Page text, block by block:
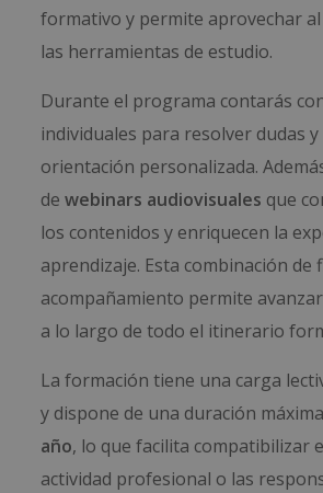
formativo y permite aprovechar
las herramientas de estudio.
Durante el programa contarás
individuales para resolver dudas
orientación personalizada.
dewebinars audiovisuales que
los contenidos y enriquecen la
aprendizaje. Esta combinación de
acompañamiento permite
a lo largo de todo el itinerario
La formación tiene una carga
y dispone de una duración
año, lo que facilita compatibilizar
actividad profesional o las